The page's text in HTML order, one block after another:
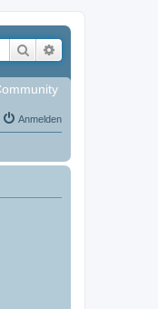
Suche
Anmelden